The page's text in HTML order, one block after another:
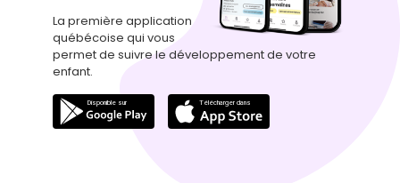
La première application
québécoise qui vous
permet de suivre le développement de votre
enfant.